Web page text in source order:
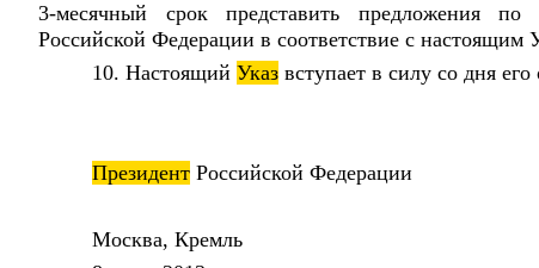
3-месячный срок представить предложения по
Российской Федерации в соответствие с настоящим
10. Настоящий Указ вступает в силу со дня
Президент Российской
Москва, Кремль